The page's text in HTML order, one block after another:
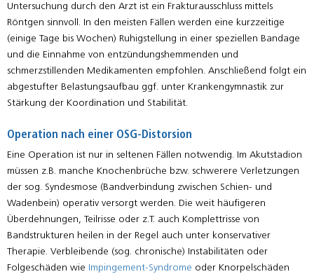
Untersuchung durch den Arzt ist ein Frakturausschluss mittels
Röntgen sinnvoll. In den meisten Fällen werden eine kurzzeitige
(einige Tage bis Wochen) Ruhigstellung in einer speziellen Bandage
und die Einnahme von entzündungshemmenden und
schmerzstillenden Medikamenten empfohlen. Anschließend folgt ein
abgestufter Belastungsaufbau ggf. unter Krankengymnastik zur
Stärkung der Koordination und Stabilität.
Operation nach einer OSG-Distorsion
Eine Operation ist nur in seltenen Fällen notwendig. Im Akutstadion
müssen z.B. manche Knochenbrüche bzw. schwerere Verletzungen
der sog. Syndesmose (Bandverbindung zwischen Schien- und
Wadenbein) operativ versorgt werden. Die weit häufigeren
Überdehnungen, Teilrisse oder z.T. auch Komplettrisse von
Bandstrukturen heilen in der Regel auch unter konservativer
Therapie. Verbleibende (sog. chronische) Instabilitäten oder
Folgeschäden wie Impingement-Syndrome oder Knorpelschäden